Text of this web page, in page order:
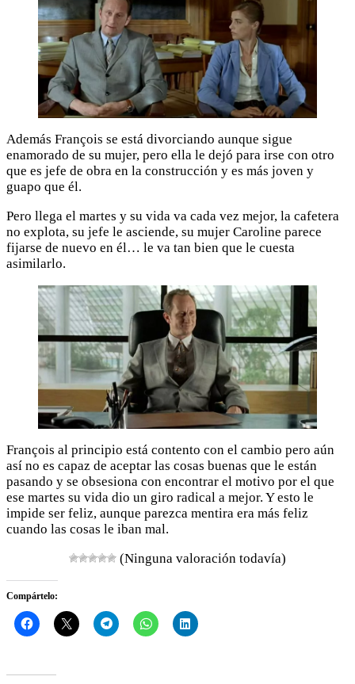
Además François se está divorciando aunque sigue
enamorado de su mujer, pero ella le dejó para irse con otro
que es jefe de obra en la construcción y es más joven y
guapo que él.
Pero llega el martes y su vida va cada vez mejor, la cafetera
no explota, su jefe le asciende, su mujer Caroline parece
fijarse de nuevo en él… le va tan bien que le cuesta
asimilarlo.
François al principio está contento con el cambio pero aún
así no es capaz de aceptar las cosas buenas que le están
pasando y se obsesiona con encontrar el motivo por el que
ese martes su vida dio un giro radical a mejor. Y esto le
impide ser feliz, aunque parezca mentira era más feliz
cuando las cosas le iban mal.
(Ninguna valoración todavía)
Compártelo: